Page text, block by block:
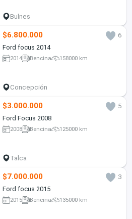
Bulnes
$6.800.000
6
Ford focus 2014
2014 Bencina 158000 km
Concepción
$3.000.000
5
Ford Focus 2008
2008 Bencina 125000 km
Talca
$7.000.000
3
Ford focus 2015
2015 Bencina 135000 km